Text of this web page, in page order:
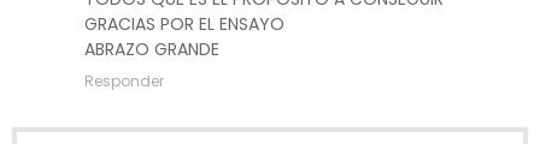
GRACIAS POR EL ENSAYO
ABRAZO GRANDE
Responder